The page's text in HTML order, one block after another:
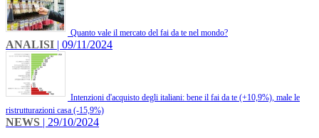
Quanto vale il mercato del fai da te nel mondo?
ANALISI | 09/11/2024
Intenzioni d'acquisto degli italiani: bene il fai da te (+10,9%), male le
ristrutturazioni casa (-15,9%)
NEWS | 29/10/2024